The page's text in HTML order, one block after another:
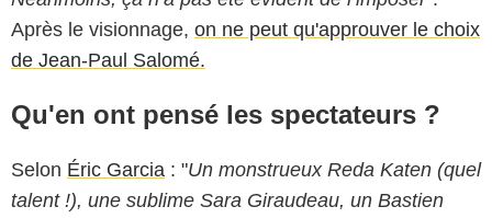
Après le visionnage, on ne peut qu'approuver le choix
de Jean-Paul Salomé.
Qu'en ont pensé les spectateurs ?
Selon Éric Garcia : "Un monstrueux Reda Katen (quel
talent !), une sublime Sara Giraudeau, un Bastien